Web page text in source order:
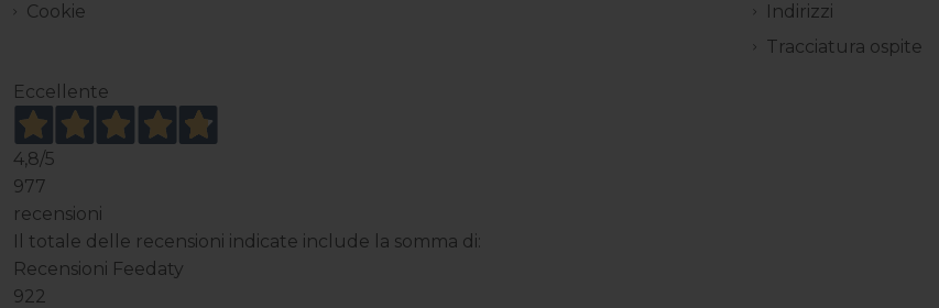
Cookie
Indirizzi
Tracciatura ospite
Eccellente
4,8/5
977
recensioni
Il totale delle recensioni indicate include la somma di:
Recensioni Feedaty
922